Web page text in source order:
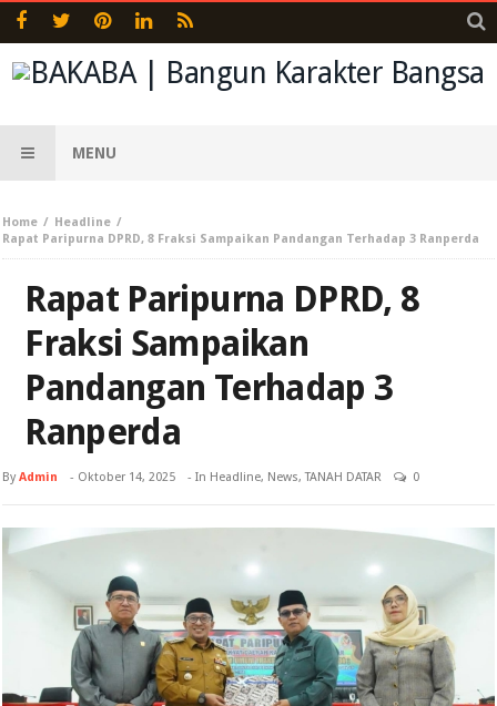
MENU
Home
Headline
Rapat Paripurna DPRD, 8 Fraksi Sampaikan Pandangan Terhadap 3 Ranperda
Rapat Paripurna DPRD, 8
Fraksi Sampaikan
Pandangan Terhadap 3
Ranperda
ByAdmin - Oktober 14, 2025 - In Headline, News,TANAH DATAR 0